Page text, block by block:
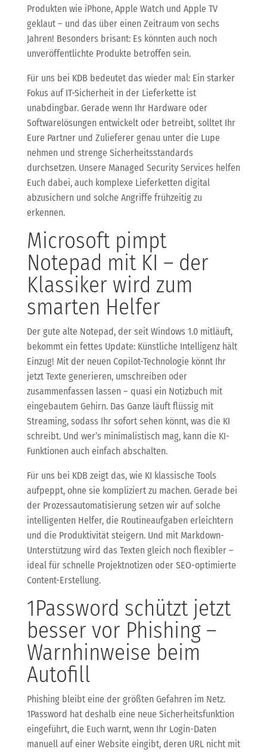
Produkten wie iPhone, Apple Watch und Apple TV
geklaut – und das über einen Zeitraum von sechs
Jahren! Besonders brisant: Es könnten auch noch
unveröffentlichte Produkte betroffen sein.
Für uns bei KDB bedeutet das wieder mal: Ein starker
Fokus auf IT-Sicherheit in der Lieferkette ist
unabdingbar. Gerade wenn Ihr Hardware oder
Softwarelösungen entwickelt oder betreibt, solltet Ihr
Eure Partner und Zulieferer genau unter die Lupe
nehmen und strenge Sicherheitsstandards
durchsetzen. Unsere Managed Security Services helfen
Euch dabei, auch komplexe Lieferketten digital
abzusichern und solche Angriffe frühzeitig zu
erkennen.
Microsoft pimpt
Notepad mit KI – der
Klassiker wird zum
smarten Helfer
Der gute alte Notepad, der seit Windows 1.0 mitläuft,
bekommt ein fettes Update: Künstliche Intelligenz hält
Einzug! Mit der neuen Copilot-Technologie könnt Ihr
jetzt Texte generieren, umschreiben oder
zusammenfassen lassen – quasi ein Notizbuch mit
eingebautem Gehirn. Das Ganze läuft flüssig mit
Streaming, sodass Ihr sofort sehen könnt, was die KI
schreibt. Und wer’s minimalistisch mag, kann die KI-
Funktionen auch einfach abschalten.
Für uns bei KDB zeigt das, wie KI klassische Tools
aufpeppt, ohne sie kompliziert zu machen. Gerade bei
der Prozessautomatisierung setzen wir auf solche
intelligenten Helfer, die Routineaufgaben erleichtern
und die Produktivität steigern. Und mit Markdown-
Unterstützung wird das Texten gleich noch flexibler –
ideal für schnelle Projektnotizen oder SEO-optimierte
Content-Erstellung.
1Password schützt jetzt
besser vor Phishing –
Warnhinweise beim
Autofill
Phishing bleibt eine der größten Gefahren im Netz.
1Password hat deshalb eine neue Sicherheitsfunktion
eingeführt, die Euch warnt, wenn Ihr Login-Daten
manuell auf einer Website eingibt, deren URL nicht mit